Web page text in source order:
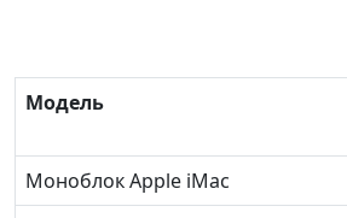
Модель
Моноблок Apple iMac